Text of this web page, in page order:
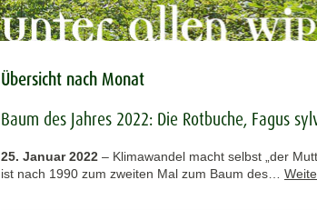
Übersicht nach Monat
Baum des Jahres 2022: Die Rotbuche, Fagus
25. Januar 2022 – Klimawandel macht selbst „der
ist nach 1990 zum zweiten Mal zum Baum des…